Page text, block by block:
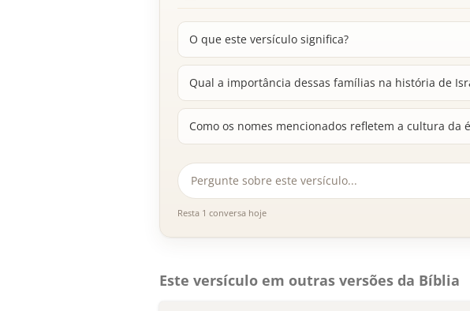
O que este versículo significa?
Qual a importância dessas famílias na história de
Como os nomes mencionados refletem a cultura da
Resta 1 conversa hoje
Este versículo em outras versões da Bíblia